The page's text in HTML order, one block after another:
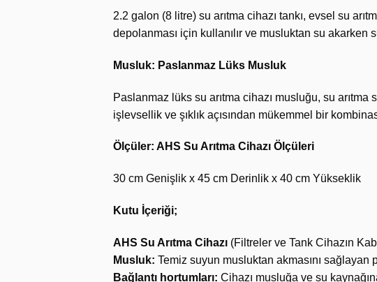
2.2 galon (8 litre) su arıtma cihazı tankı, evsel su
depolanması için kullanılır ve musluktan su akarken
Musluk: Paslanmaz Lüks Musluk
Paslanmaz lüks su arıtma cihazı musluğu, su
işlevsellik ve şıklık açısından mükemmel bir
Ölçüler: AHS Su Arıtma Cihazı Ölçüleri
30 cm Genişlik x 45 cm Derinlik x 40 cm Yükseklik
Kutu İçeriği;
AHS Su Arıtma Cihazı (Filtreler ve Tank Cihazın
Musluk: Temiz suyun musluktan akmasını sağlayan
Bağlantı hortumları: Cihazı musluğa ve su